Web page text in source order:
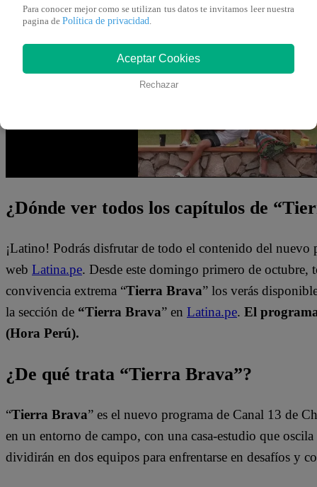
‘Puro Fuego’ que será nominado.
Mira el momento que se vivió en “Tierra Brava”
¿Dónde ver todos los capítulos de
¡Latino! Podrás disfrutar de todo el contenido del nuevo
web Latina.pe. Desde este domingo primero de
convivencia extrema “Tierra Brava” los verás
la sección de “Tierra Brava” en Latina.pe. El
(Hora Perú).
¿De qué trata “Tierra Brava”?
“Tierra Brava” es el nuevo programa de Canal 13 de
en un entorno de campo, con una casa-estudio que
dividirán en dos equipos para enfrentarse en desafíos y
Para conocer mejor como se utilizan tus datos te invitamos leer nuestra
pagina de Política de privacidad.
Aceptar Cookies
Rechazar